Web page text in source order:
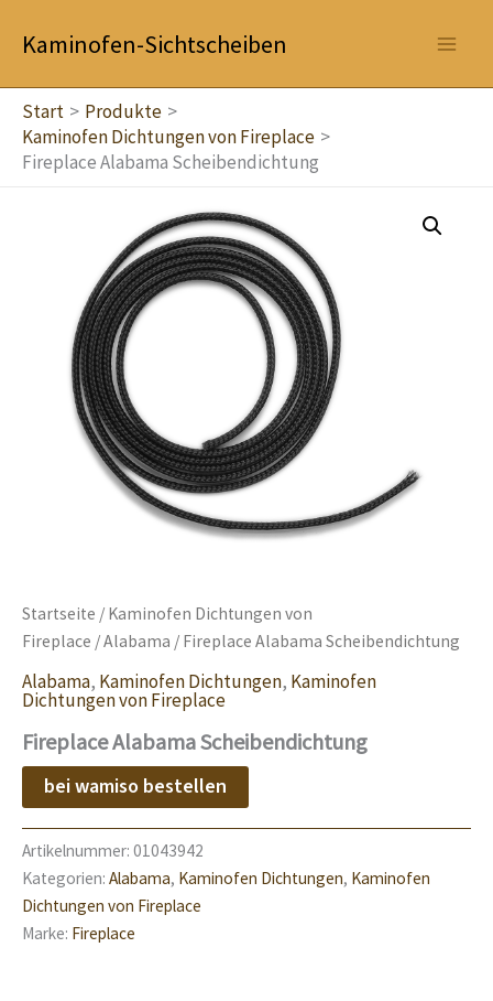
InhaltKaminofen-Sichtscheiben
Start
Produkte
Kaminofen Dichtungen von Fireplace
Fireplace Alabama Scheibendichtung
Startseite / Kaminofen Dichtungen von
Fireplace /Alabama / Fireplace Alabama Scheibendichtung
Alabama, Kaminofen Dichtungen, Kaminofen
Dichtungen von Fireplace
Fireplace Alabama Scheibendichtung
bei wamiso bestellen
Artikelnummer: 01043942
Kategorien: Alabama, Kaminofen Dichtungen, Kaminofen
Dichtungen von Fireplace
Marke: Fireplace